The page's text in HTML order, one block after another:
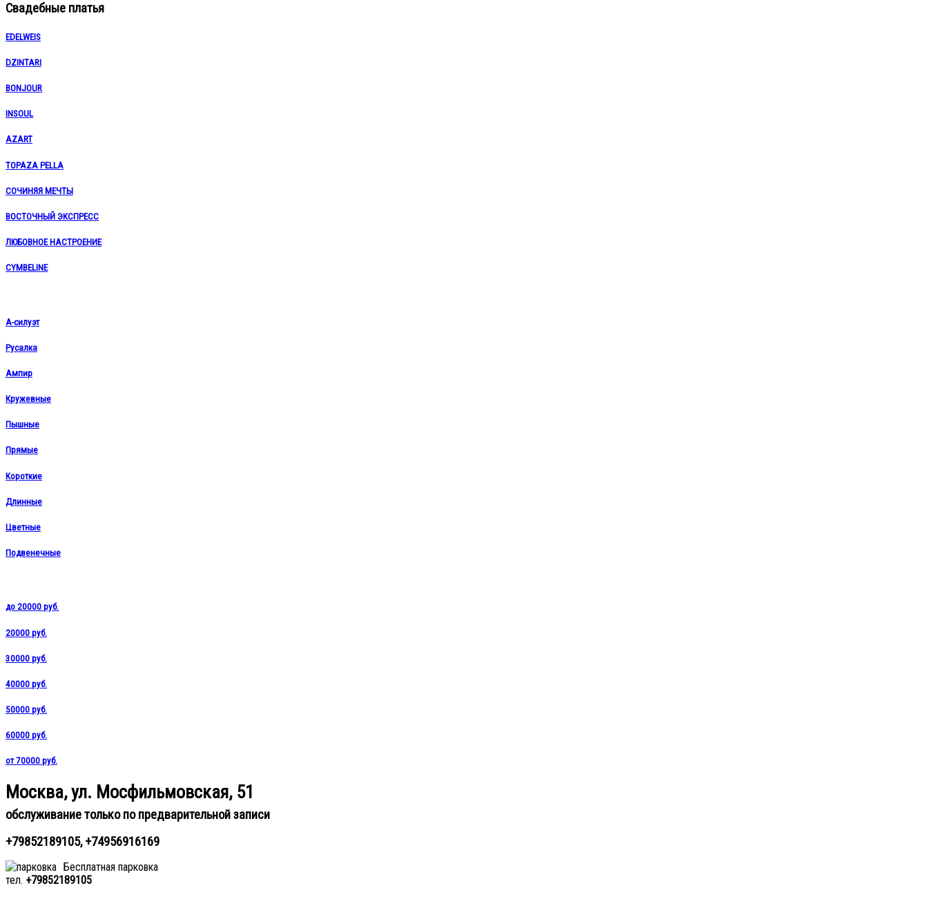
Свадебные платья
EDELWEIS
DZINTARI
BONJOUR
INSOUL
AZART
TOPAZA PELLA
СОЧИНЯЯ МЕЧТЫ
ВОСТОЧНЫЙ ЭКСПРЕСС
ЛЮБОВНОЕ НАСТРОЕНИЕ
CYMBELINE
А-силуэт
Русалка
Ампир
Кружевные
Пышные
Прямые
Короткие
Длинные
Цветные
Подвенечные
до 20000 руб.
20000 руб.
30000 руб.
40000 руб.
50000 руб.
60000 руб.
от 70000 руб.
Москва, ул. Мосфильмовская, 51
обслуживание только по предварительной записи
+79852189105, +74956916169
Бесплатная парковка
тел. +79852189105